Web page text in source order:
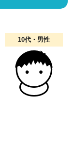
10代・男性